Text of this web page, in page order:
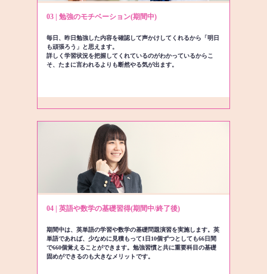
03 | 勉強のモチベーション(期間中)
毎日、昨日勉強した内容を確認して声かけしてくれるから「明日
も頑張ろう」と思えます。
詳しく学習状況を把握してくれているのがわかっているからこ
そ、たまに言われるよりも断然やる気が出ます。
04 | 英語や数学の基礎習得(期間中/終了後)
期間中は、英単語の学習や数学の基礎問題演習を実施します。英
単語であれば、少なめに見積もって1日10個ずつとしても66日間
で660個覚えることができます。勉強習慣と共に重要科目の基礎
固めができるのも大きなメリットです。